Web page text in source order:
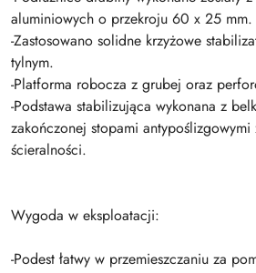
aluminiowych o przekroju 60 x 25 mm.
-Zastosowano solidne krzyżowe
tylnym.
-Platforma robocza z grubej oraz
-Podstawa stabilizująca wykonana z
zakończonej stopami
ścieralności.
Wygoda w eksploatacji:
-Podest łatwy w przemieszczaniu za